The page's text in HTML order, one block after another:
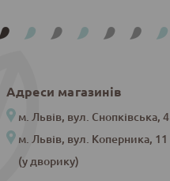
Адреси магазинів
м. Львів, вул. Снопківська, 4
м. Львів, вул. Коперника, 11
(у дворику)